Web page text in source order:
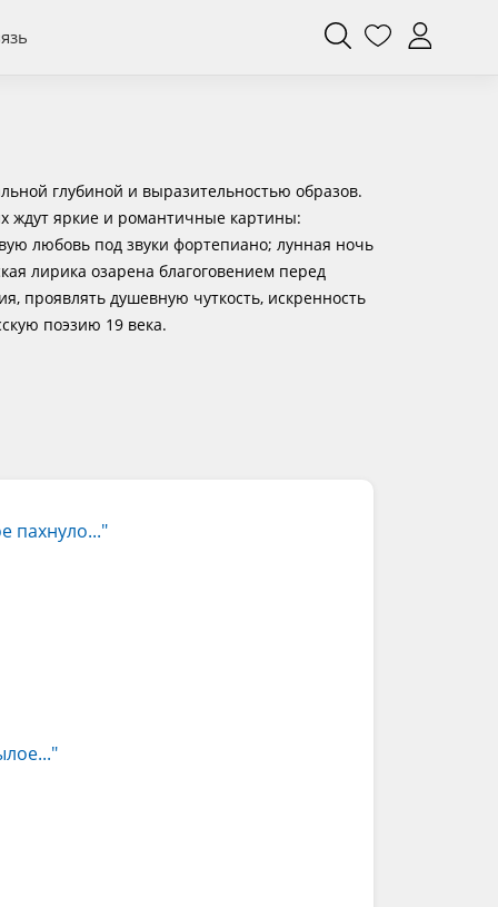
глубиной и выразительностью образов.
ждут яркие и романтичные картины:
любовь под звуки фортепиано; лунная ночь
лирика озарена благоговением перед
проявлять душевную чуткость, искренность
поэзию 19 века.
пахнуло..."